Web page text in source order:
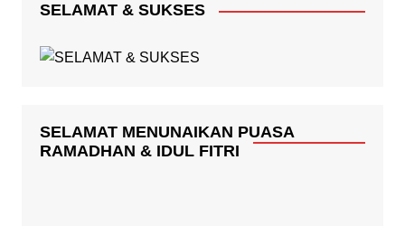
SELAMAT & SUKSES
SELAMAT MENUNAIKAN PUASA
RAMADHAN & IDUL FITRI